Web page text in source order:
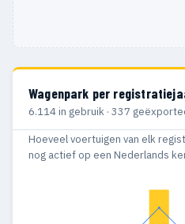
Wagenpark per
6.114 in gebruik · 337
Hoeveel voertuigen van elk
nog actief op een Nederlands